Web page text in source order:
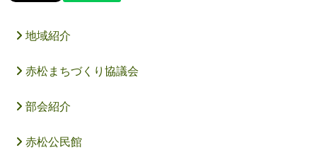
地域紹介
赤松まちづくり協議会
部会紹介
赤松公民館